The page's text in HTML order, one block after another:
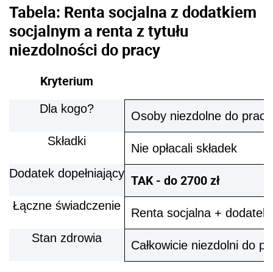
Tabela: Renta socjalna z dodatkiem
socjalnym a renta z tytułu
niezdolności do pracy
Kryterium
Dla kogo?
Osoby niezdolne do
Składki
Nie opłacali składek
Dodatek dopełniający TAK - do 2700 zł
Łączne świadczenie
Renta socjalna + dodatek
Stan zdrowia
Całkowicie niezdolni do